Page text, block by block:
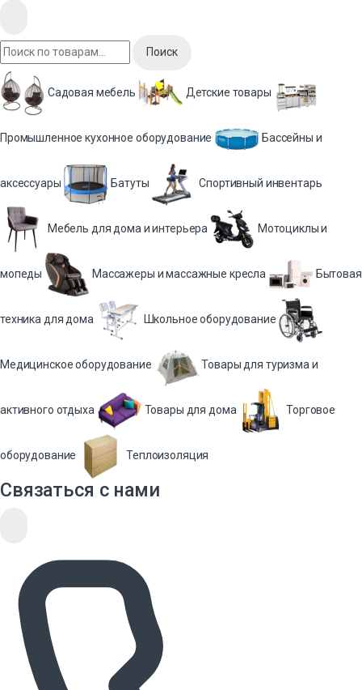
Поиск
Садовая мебель Детские товары
Промышленное кухонное оборудование Бассейны и
аксессуары Батуты Спортивный инвентарь
Мебель для дома и интерьера Мотоциклы и
мопеды Массажеры и массажные кресла Бытовая
техника для дома Школьное оборудование
Медицинское оборудование Товары для туризма и
активного отдыха Товары для дома Торговое
оборудование Теплоизоляция
Связаться с нами